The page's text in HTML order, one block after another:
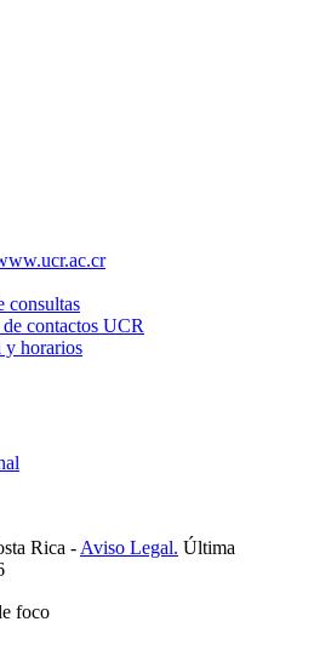
consultas
contactos UCR
y horarios
Rica - Aviso Legal. Última
foco